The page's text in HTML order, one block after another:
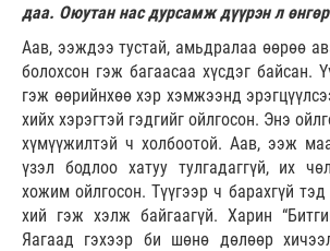
даа. Оюутан нас дурсамж дүүрэн л
Аав, ээждээ тустай, амьдралаа өөрөө
болохсон гэж багаасаа хүсдэг байсан.
гэж өөрийнхөө хэр хэмжээнд
хийх хэрэгтэй гэдгийг ойлгосон. Энэ
хүмүүжилтэй ч холбоотой. Аав, ээж
үзэл бодлоо хатуу тулгадаггүй, их
хожим ойлгосон. Түүгээр ч барахгүй
хий гэж хэлж байгаагүй. Харин
Яагаад гэхээр би шөнө дөлөөр